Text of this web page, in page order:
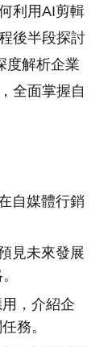
利用AI剪輯
後半段探討
度解析企業
全面掌握自
自媒體行銷
見未來發展
，介紹企
務。